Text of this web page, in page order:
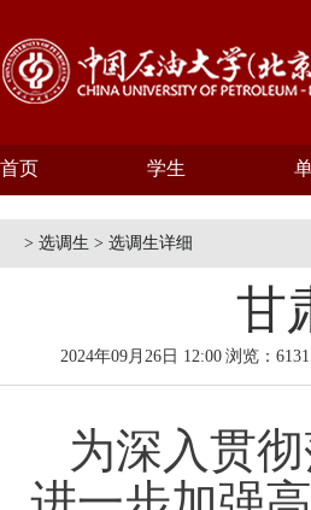
首页 学生
> 选调生 > 选调生详细
甘
2024年09月26日 12:00 浏览：
为深入贯